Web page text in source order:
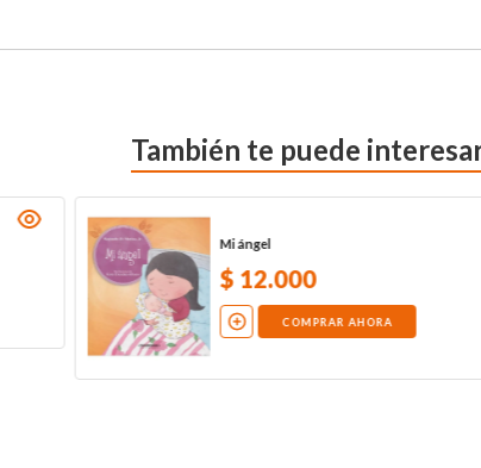
También te puede
Mi ángel
$ 12.000
COMPRAR AHORA